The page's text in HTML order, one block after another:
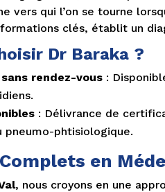
vers qui l’on se tourne
clés, établit un
Dr Baraka ?
rendez-vous :
: Délivrance de
pneumo-phtisiologique.
en
, nous croyons en une